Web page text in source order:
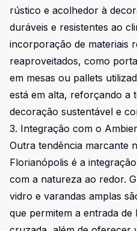
rústico e acolhedor à
duráveis e resistentes ao
incorporação de materiais
reaproveitados, como
em mesas ou pallets
está em alta, reforçando a
decoração sustentável e
3. Integração com o
Outra tendência marcante
Florianópolis é a
com a natureza ao redor.
vidro e varandas amplas
que permitem a entrada